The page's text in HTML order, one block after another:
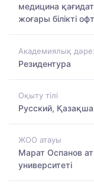
медицина
жоғары білікті
Академиялық
Резидентура
Оқыту тілі
Русский, Қазақша
ЖОО атауы
Марат Оспанов
университеті